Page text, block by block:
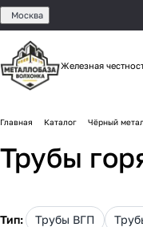
Москва
Железная
Главная Каталог Чёрный
Трубы
Тип: Трубы ВГП